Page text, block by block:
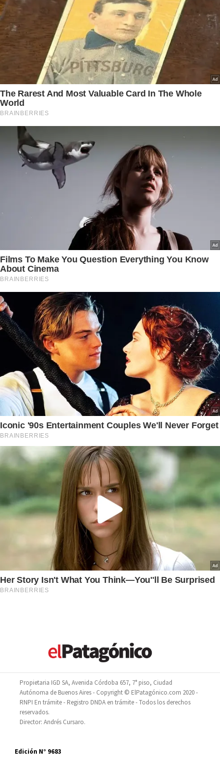
Propietaria IGD SA, Avenida Córdoba 657, 7° piso, Ciudad
Autónoma de Buenos Aires - Copyright © ElPatagónico.com 2020 -
RNPI En trámite - Registro DNDA en trámite - Todos los derechos
reservados.
Director: Andrés Cursaro.
Edición N° 9683